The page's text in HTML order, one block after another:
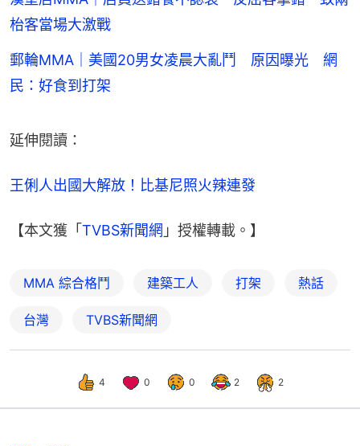
枱客當場大激戰
郵輪MMA｜美國20男女凌晨大亂鬥 原因曝光 網
民：好食到打架
延伸閱讀：
王俐人出國大解放！比基尼照火辣連發
【本文獲「 TVBS新聞網 」授權轉載。】
MMA 綜合格鬥 建築工人 打架 熱話
台灣 TVBS新聞網
4 0 0 2 2